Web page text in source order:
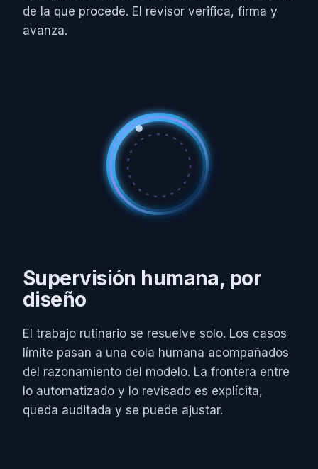
de la que procede. El revisor verifica, firma y
avanza.
Supervisión humana, por
diseño
El trabajo rutinario se resuelve solo. Los casos
límite pasan a una cola humana acompañados
del razonamiento del modelo. La frontera entre
lo automatizado y lo revisado es explícita,
queda auditada y se puede ajustar.